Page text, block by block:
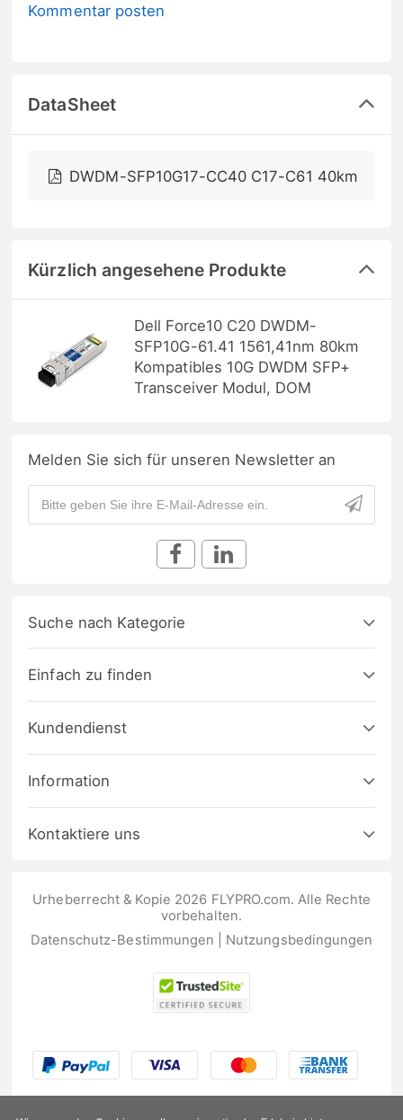
Kommentar posten
DataSheet
DWDM-SFP10G17-CC40 C17-C61 40km
Kürzlich angesehene Produkte
Dell Force10 C20 DWDM-
SFP10G-61.41 1561,41nm 80km
Kompatibles 10G DWDM SFP+
Transceiver Modul, DOM
Melden Sie sich für unseren Newsletter an
Suche nach Kategorie
Einfach zu finden
Kundendienst
Information
Kontaktiere uns
Urheberrecht & Kopie 2026 FLYPRO.com. Alle Rechte
vorbehalten.
Datenschutz-Bestimmungen
Nutzungsbedingungen